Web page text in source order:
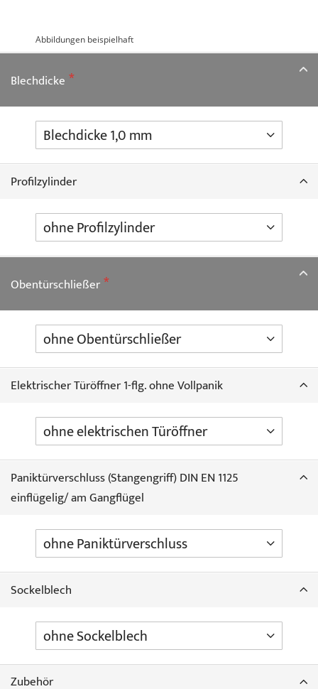
Abbildungen beispielhaft
Blechdicke
Profilzylinder
Obentürschließer
Elektrischer Türöffner 1-flg. ohne Vollpanik
Paniktürverschluss (Stangengriff) DIN EN 1125
einflügelig/ am Gangflügel
Sockelblech
Zubehör